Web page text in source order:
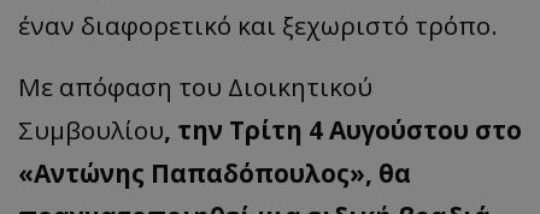
έναν διαφορετικό και ξεχωριστό τρόπο.
Με απόφαση του Διοικητικού
Συμβουλίου, την Τρίτη 4 Αυγούστου στο
«Αντώνης Παπαδόπουλος», θα